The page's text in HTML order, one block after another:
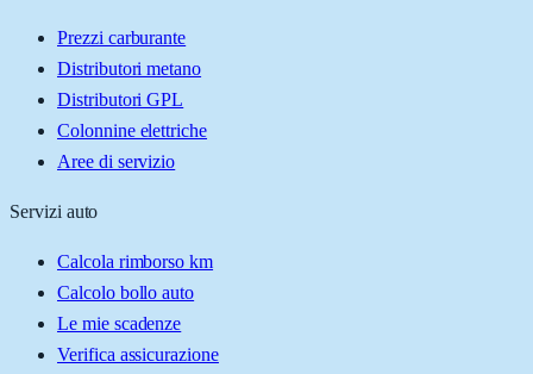
Prezzi carburante
Distributori metano
Distributori GPL
Colonnine elettriche
Aree di servizio
Servizi auto
Calcola rimborso km
Calcolo bollo auto
Le mie scadenze
Verifica assicurazione